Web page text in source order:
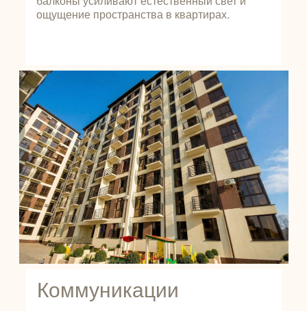
Коммуникации
ощущение пространства в квартирах.